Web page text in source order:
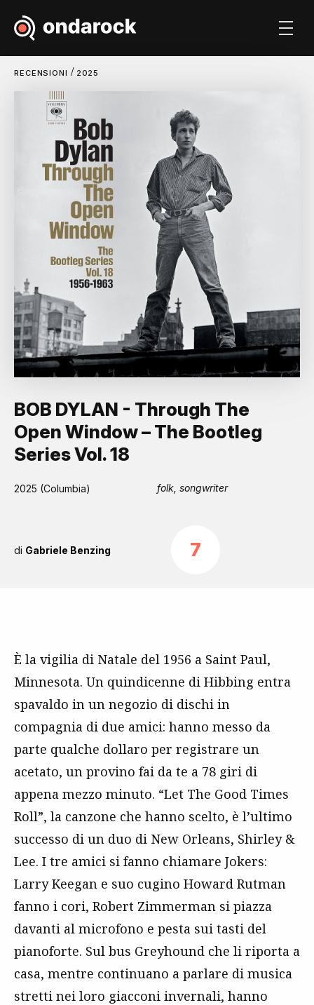
RECENSIONI / 2025
BOB DYLAN - Through The
Open Window – The Bootleg
Series Vol. 18
2025 (Columbia) folk, songwriter
di Gabriele Benzing 7
È la vigilia di Natale del 1956 a Saint Paul,
Minnesota. Un quindicenne di Hibbing entra
spavaldo in un negozio di dischi in
compagnia di due amici: hanno messo da
parte qualche dollaro per registrare un
acetato, un provino fai da te a 78 giri di
appena mezzo minuto. “Let The Good Times
Roll”, la canzone che hanno scelto, è l’ultimo
successo di un duo di New Orleans, Shirley &
Lee. I tre amici si fanno chiamare Jokers:
Larry Keegan e suo cugino Howard Rutman
fanno i cori, Robert Zimmerman si piazza
davanti al microfono e pesta sui tasti del
pianoforte. Sul bus Greyhound che li riporta a
casa, mentre continuano a parlare di musica
stretti nei loro giacconi invernali, hanno